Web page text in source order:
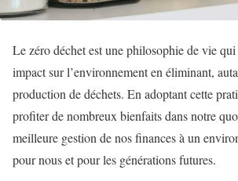
Le zéro déchet est une philosophie de vie
impact sur l’environnement en éliminant,
production de déchets. En adoptant cette
profiter de nombreux bienfaits dans notre
meilleure gestion de nos finances à un
pour nous et pour les générations futures.